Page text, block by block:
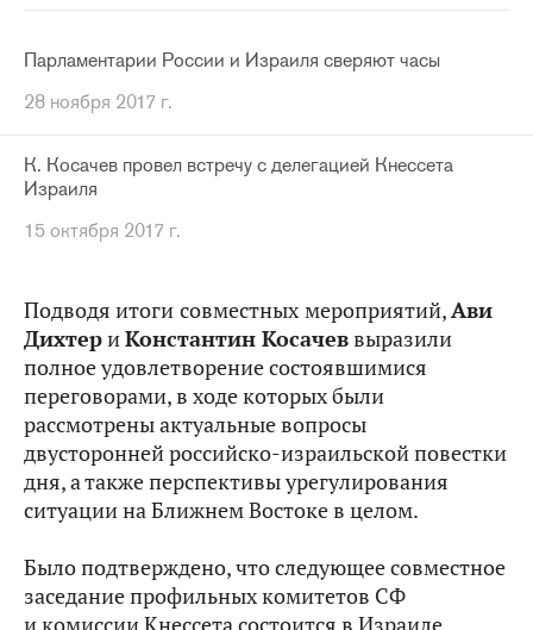
Парламентарии России и Израиля сверяют часы
28 ноября 2017 г.
К. Косачев провел встречу с делегацией Кнессета
Израиля
15 октября 2017 г.
Подводя итоги совместных мероприятий,Ави
ДихтериКонстантин Косачеввыразили
полное удовлетворение состоявшимися
переговорами, в ходе которых были
рассмотрены актуальные вопросы
двусторонней российско-израильской повестки
дня, а также перспективы урегулирования
ситуации на Ближнем Востоке в целом.
Было подтверждено, что следующее совместное
заседание профильных комитетов СФ